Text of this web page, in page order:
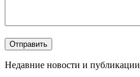
Недавние новости и публикации